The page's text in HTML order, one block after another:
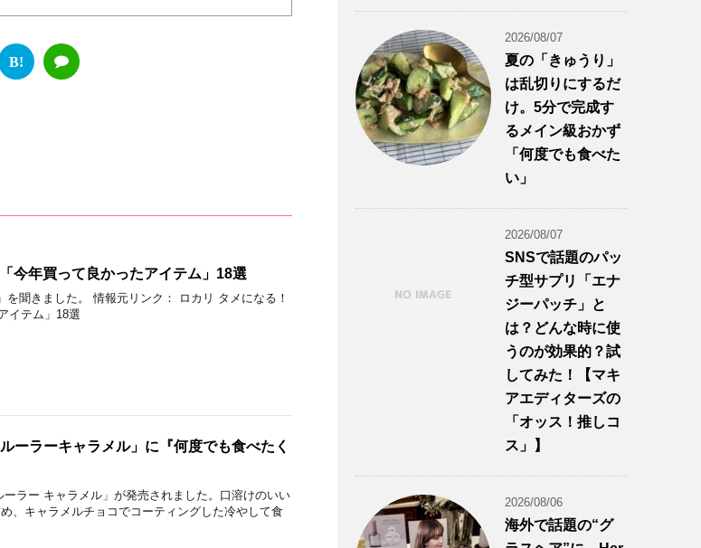
B!
今年買って良かったアイテム」18選
聞きました。 情報元リンク： ロカリ タメになる！
イテム」18選
ーラーキャラメル」に『何度でも食べたく
ラー キャラメル」が発売されました。口溶けのいい
、キャラメルチョコでコーティングした冷やして食
2026/08/07
夏の「きゅうり」
は乱切りにするだ
け。5分で完成す
るメイン級おかず
「何度でも食べた
い」
2026/08/07
SNSで話題のパッ
チ型サプリ「エナ
ジーパッチ」と
は？どんな時に使
うのが効果的？試
してみた！【マキ
アエディターズの
「オッス！推しコ
ス」】
2026/08/06
海外で話題の“グ